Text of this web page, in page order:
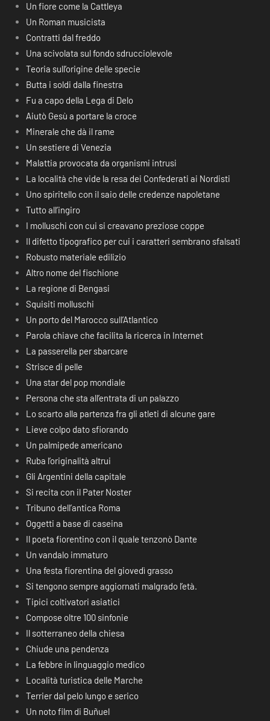
Un fiore come la Cattleya
Un Roman musicista
Contratti dal freddo
Una scivolata sul fondo sdrucciolevole
Teoria sull’origine delle specie
Butta i soldi dalla finestra
Fu a capo della Lega di Delo
Aiutò Gesù a portare la croce
Minerale che dà il rame
Un sestiere di Venezia
Malattia provocata da organismi intrusi
La località che vide la resa dei Confederati ai Nordisti
Uno spiritello con il saio delle credenze napoletane
Tutto all’ingiro
I molluschi con cui si creavano preziose coppe
Il difetto tipografico per cui i caratteri sembrano sfalsati
Robusto materiale edilizio
Altro nome del fischione
La regione di Bengasi
Squisiti molluschi
Un porto del Marocco sull’Atlantico
Parola chiave che facilita la ricerca in Internet
La passerella per sbarcare
Strisce di pelle
Una star del pop mondiale
Persona che sta all’entrata di un palazzo
Lo scarto alla partenza fra gli atleti di alcune gare
Lieve colpo dato sfiorando
Un palmipede americano
Ruba l’originalità altrui
Gli Argentini della capitale
Si recita con il Pater Noster
Tribuno dell’antica Roma
Oggetti a base di caseina
Il poeta fiorentino con il quale tenzonò Dante
Un vandalo immaturo
Una festa fiorentina del giovedì grasso
Si tengono sempre aggiornati malgrado l’età.
Tipici coltivatori asiatici
Compose oltre 100 sinfonie
Il sotterraneo della chiesa
Chiude una pendenza
La febbre in linguaggio medico
Località turistica delle Marche
Terrier dal pelo lungo e serico
Un noto film di Buñuel